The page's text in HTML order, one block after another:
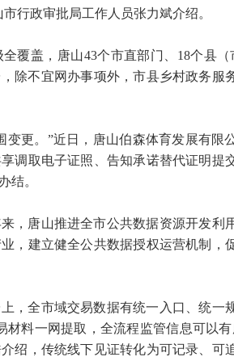
行政审批局工作人员张力斌介绍。
覆盖，唐山43个市直部门、18个县
除不宜网办事项外，市县乡村政务服
变更。”近日，唐山伯森体育发展有限
调取电子证照、告知承诺替代证明提
结。
，唐山推进全市公共数据资源开发利
，建立健全公共数据授权运营机制，
，全市域交易数据有统一入口、统一
料一网提取，全流程监管信息可以
绍，传统线下见证转化为可记录、可